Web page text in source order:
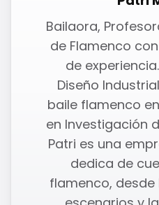
Bailaora,
de Flamenco
de
Diseño
baile flamenco
en Investigación
Patri es una
dedica de
flamenco,